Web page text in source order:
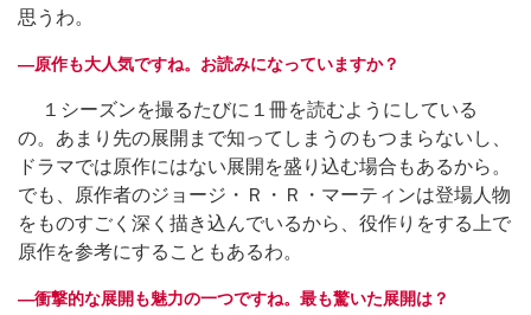
思うわ。
―原作も大人気ですね。お読みになっていますか？
１シーズンを撮るたびに１冊を読むようにしている
の。あまり先の展開まで知ってしまうのもつまらないし、
ドラマでは原作にはない展開を盛り込む場合もあるから。
でも、原作者のジョージ・Ｒ・Ｒ・マーティンは登場人物
をものすごく深く描き込んでいるから、役作りをする上で
原作を参考にすることもあるわ。
―衝撃的な展開も魅力の一つですね。最も驚いた展開は？